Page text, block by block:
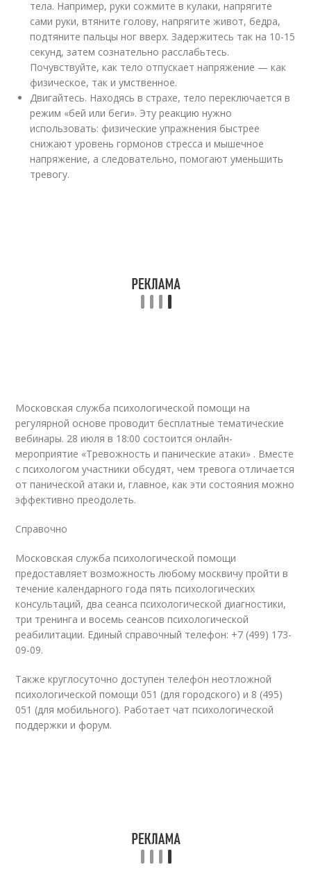
тела. Например, руки сожмите в кулаки, напрягите
сами руки, втяните голову, напрягите живот, бедра,
подтяните пальцы ног вверх. Задержитесь так на 10-15
секунд, затем сознательно расслабьтесь.
Почувствуйте, как тело отпускает напряжение — как
физическое, так и умственное.
Двигайтесь. Находясь в страхе, тело переключается в
режим «бей или беги». Эту реакцию нужно
использовать: физические упражнения быстрее
снижают уровень гормонов стресса и мышечное
напряжение, а следовательно, помогают уменьшить
тревогу.
Московская служба психологической помощи на
регулярной основе проводит бесплатные тематические
вебинары. 28 июля в 18:00 состоится онлайн-
мероприятие «Тревожность и панические атаки» . Вместе
с психологом участники обсудят, чем тревога отличается
от панической атаки и, главное, как эти состояния можно
эффективно преодолеть.
Справочно
Московская служба психологической помощи
предоставляет возможность любому москвичу пройти в
течение календарного года пять психологических
консультаций, два сеанса психологической диагностики,
три тренинга и восемь сеансов психологической
реабилитации. Единый справочный телефон: +7 (499) 173-
09-09.
Также круглосуточно доступен телефон неотложной
психологической помощи 051 (для городского) и 8 (495)
051 (для мобильного). Работает чат психологической
поддержки и форум.